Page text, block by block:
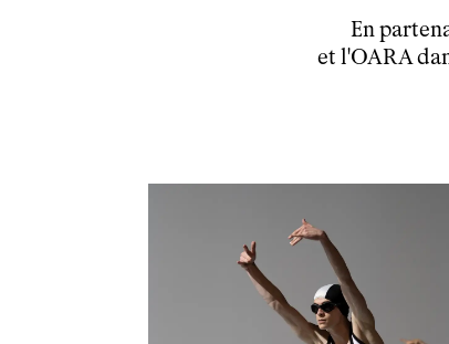
En
et l'OARA